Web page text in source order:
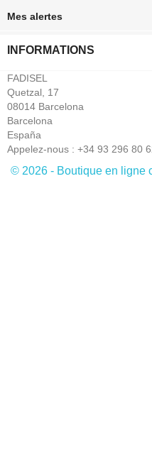
Mes alertes
INFORMATIONS
FADISEL
Quetzal, 17
08014 Barcelona
Barcelona
España
Appelez-nous : +34 93 296 80
© 2026 - Boutique en ligne